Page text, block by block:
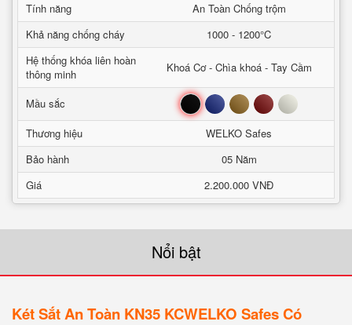
Tính năng
An Toàn Chống trộm
Khả năng chống cháy
1000 - 1200°C
Hệ thống khóa liên hoàn
thông minh
Khoá Cơ - Chìa khoá - Tay Cầm
Mầu sắc Đen Xanh Nâu Đỏ Trắng
Thương hiệu
WELKO Safes
Bảo hành
05 Năm
Giá
2.200.000 VNĐ
Nổi bật
Két Sắt An Toàn KN35 KCWELKO Safes Có